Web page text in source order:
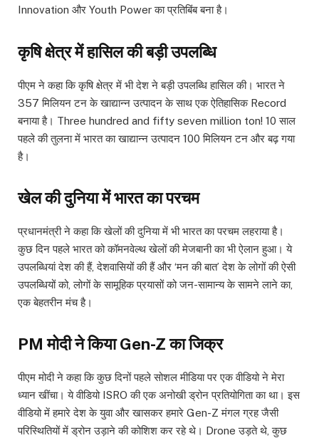
Innovation और Youth Power का प्रतिबिंब बना है।
कृषि क्षेत्र में हासिल की बड़ी उपलब्धि
पीएम ने कहा कि कृषि क्षेत्र में भी देश ने बड़ी उपलब्धि हासिल की। भारत ने
357 मिलियन टन के खाद्यान्न उत्पादन के साथ एक ऐतिहासिक Record
बनाया है। Three hundred and fifty seven million ton! 10 साल
पहले की तुलना में भारत का खाद्यान्न उत्पादन 100 मिलियन टन और बढ़ गया
है।
खेल की दुनिया में भारत का परचम
प्रधानमंत्री ने कहा कि खेलों की दुनिया में भी भारत का परचम लहराया है।
कुछ दिन पहले भारत को कॉमनवेल्थ खेलों की मेजबानी का भी ऐलान हुआ। ये
उपलब्धियां देश की हैं, देशवासियों की हैं और ‘मन की बात’ देश के लोगों की ऐसी
उपलब्धियों को, लोगों के सामूहिक प्रयासों को जन-सामान्य के सामने लाने का,
एक बेहतरीन मंच है।
PM मोदी ने किया Gen-Z का जिक्र
पीएम मोदी ने कहा कि कुछ दिनों पहले सोशल मीडिया पर एक वीडियो ने मेरा
ध्यान खींचा। ये वीडियो ISRO की एक अनोखी ड्रोन प्रतियोगिता का था। इस
वीडियो में हमारे देश के युवा और खासकर हमारे Gen-Z मंगल ग्रह जैसी
परिस्थितियों में ड्रोन उड़ाने की कोशिश कर रहे थे। Drone उड़ते थे, कुछ